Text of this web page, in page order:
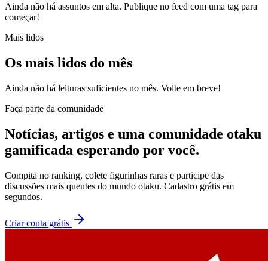
Ainda não há assuntos em alta. Publique no feed com uma tag para
começar!
Mais lidos
Os mais lidos do mês
Ainda não há leituras suficientes no mês. Volte em breve!
Faça parte da comunidade
Notícias, artigos e uma comunidade otaku
gamificada esperando por você.
Compita no ranking, colete figurinhas raras e participe das
discussões mais quentes do mundo otaku. Cadastro grátis em
segundos.
Criar conta grátis